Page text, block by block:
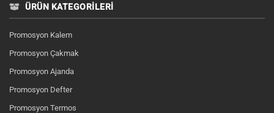
ÜRÜN KATEGORILERI
Promosyon Kalem
Promosyon Çakmak
Promosyon Ajanda
Promosyon Defter
Promosyon Termos